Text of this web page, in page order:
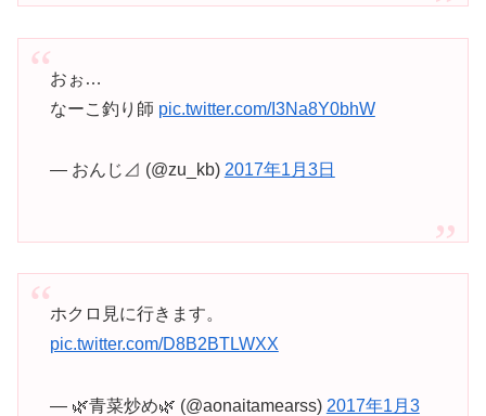
おぉ…
なーこ釣り師 pic.twitter.com/I3Na8Y0bhW
— おんじ⊿ (@zu_kb) 2017年1月3日
ホクロ見に行きます。
pic.twitter.com/D8B2BTLWXX
— 🌿青菜炒め🌿 (@aonaitamearss) 2017年1月3